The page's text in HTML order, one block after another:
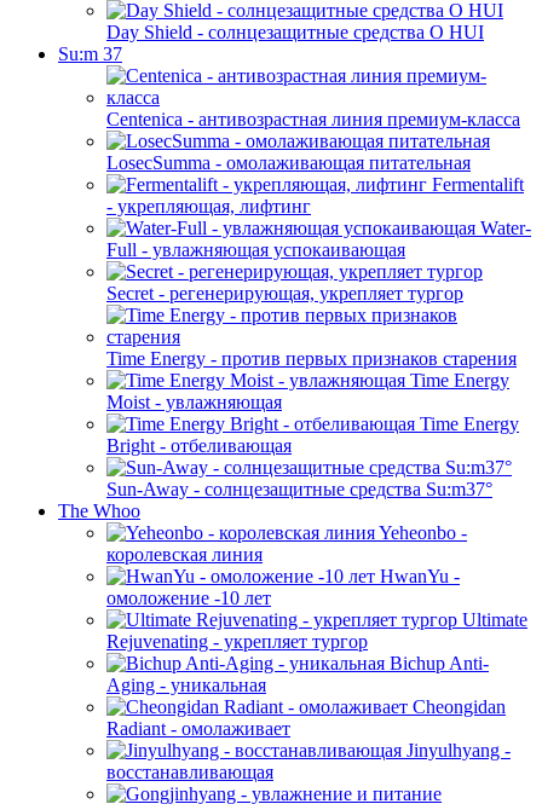
Day Shield - солнцезащитные средства O HUI
Su:m 37
Centenica - антивозрастная линия премиум-класса
LosecSumma - омолаживающая питательная
Fermentalift
- укрепляющая, лифтинг
Water-
Full - увлажняющая успокаивающая
Secret - регенерирующая, укрепляет тургор
Time Energy - против первых признаков старения
Time Energy
Moist - увлажняющая
Time Energy
Bright - отбеливающая
Sun-Away - солнцезащитные средства Su:m37°
The Whoo
Yeheonbo -
королевская линия
HwanYu -
омоложение -10 лет
Ultimate
Rejuvenating - укрепляет тургор
Bichup Anti-
Aging - уникальная
Cheongidan
Radiant - омолаживает
Jinyulhyang -
восстанавливающая